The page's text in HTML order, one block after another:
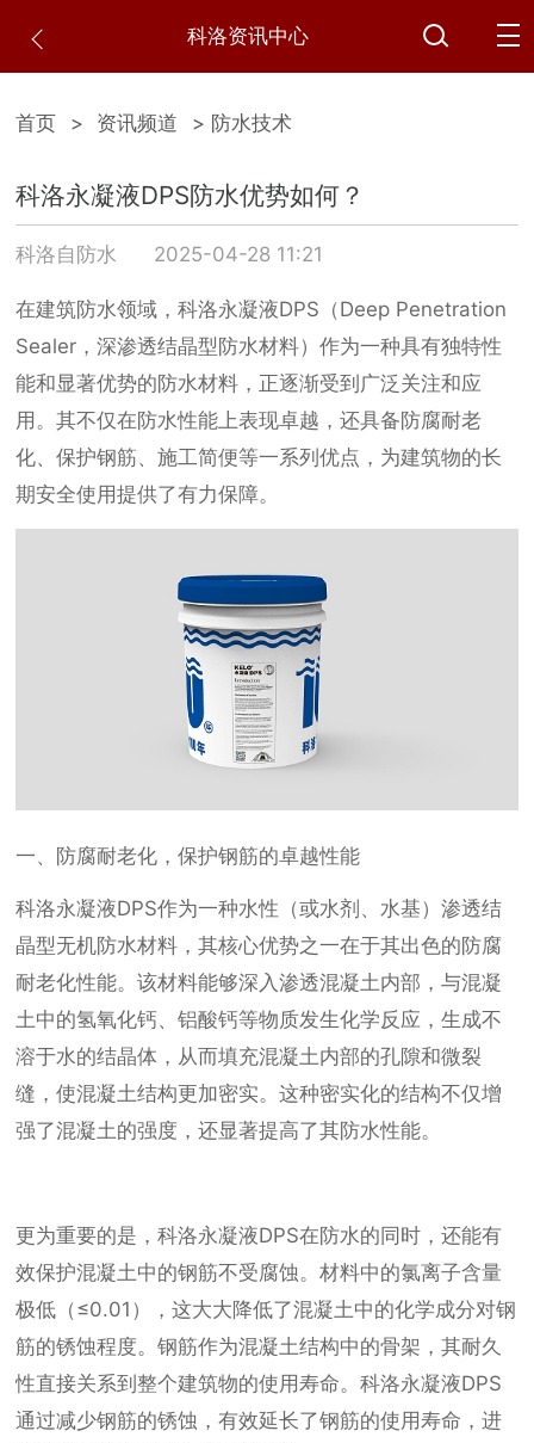
科洛资讯中心
首页 > 资讯频道 > 防水技术
科洛永凝液DPS防水优势如何？
科洛自防水 2025-04-28 11:21
在建筑防水领域，科洛永凝液DPS（Deep Penetration
Sealer，深渗透结晶型防水材料）作为一种具有独特性
能和显著优势的防水材料，正逐渐受到广泛关注和应
用。其不仅在防水性能上表现卓越，还具备防腐耐老
化、保护钢筋、施工简便等一系列优点，为建筑物的长
期安全使用提供了有力保障。
一、防腐耐老化，保护钢筋的卓越性能
科洛永凝液DPS作为一种水性（或水剂、水基）渗透结
晶型无机防水材料，其核心优势之一在于其出色的防腐
耐老化性能。该材料能够深入渗透混凝土内部，与混凝
土中的氢氧化钙、铝酸钙等物质发生化学反应，生成不
溶于水的结晶体，从而填充混凝土内部的孔隙和微裂
缝，使混凝土结构更加密实。这种密实化的结构不仅增
强了混凝土的强度，还显著提高了其防水性能。
更为重要的是，科洛永凝液DPS在防水的同时，还能有
效保护混凝土中的钢筋不受腐蚀。材料中的氯离子含量
极低（≤0.01），这大大降低了混凝土中的化学成分对钢
筋的锈蚀程度。钢筋作为混凝土结构中的骨架，其耐久
性直接关系到整个建筑物的使用寿命。科洛永凝液DPS
通过减少钢筋的锈蚀，有效延长了钢筋的使用寿命，进